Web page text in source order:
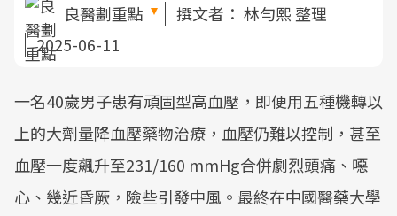
良醫劃重點 撰文者： 林勻熙 整理
2025-06-11
一名40歲男子患有頑固型高血壓，即便用五種機轉以
上的大劑量降血壓藥物治療，血壓仍難以控制，甚至
血壓一度飆升至231/160 mmHg合併劇烈頭痛、噁
心、幾近昏厥，險些引發中風。最終在中國醫藥大學